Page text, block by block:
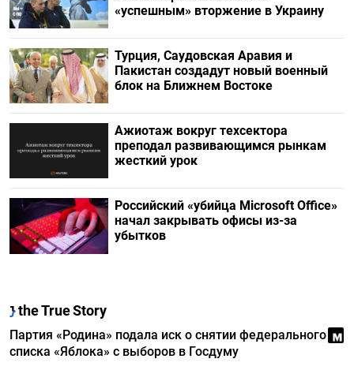
«успешным» вторжение в Украину
Турция, Саудовская Аравия и
Пакистан создадут новый военный
блок на Ближнем Востоке
Ажиотаж вокруг техсектора
преподал развивающимся рынкам
жесткий урок
Российский «убийца Microsoft Office»
начал закрывать офисы из-за
убытков